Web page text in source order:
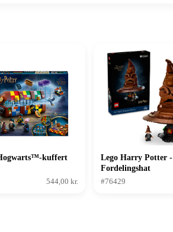
kuffert
544,00 kr.
Lego Harry Potter -
Fordelingshat
#76429